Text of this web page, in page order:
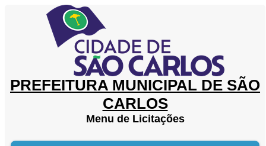
PREFEITURA MUNICIPAL DE SÃO
CARLOS
Menu de Licitações